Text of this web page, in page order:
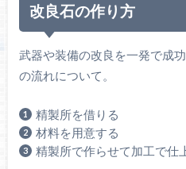
改良石の作り方
武器や装備の改良を一発で成
の流れについて。
精製所を借りる
材料を用意する
精製所で作らせて加工で仕